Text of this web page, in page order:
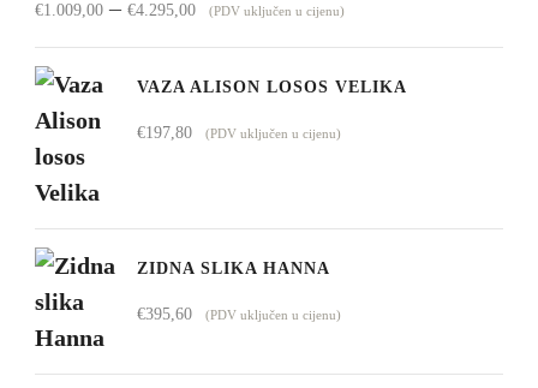
€1.009,00 – €4.295,00Raspon
cijena:
od
(PDV uključen u cijenu)
VAZA ALISON LOSOS VELIKA
€197,80 (PDV uključen u cijenu)
ZIDNA SLIKA HANNA
€395,60 (PDV uključen u cijenu)